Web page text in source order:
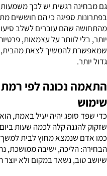
גם מבחינה רגשית יש לכך
בפתרונות ספיגה כי הם חוששים
מהתחושה שהם עוברים לשלב
יותר, בלי לוותר על עצמאות,
שמאפשרת להמשיך לצאת מהבית,
גדול יותר.
התאמה נכונה לפי
שימוש
כדי שפד סופג יהיה יעיל באמת,
שזקוק להגנה קלה לכמה שעות
כמו אדם שנמצא מחוץ לבית
הבחירה: הליכה, ישיבה ממושכת,
שיושב טוב, נשאר במקום ולא יוצר